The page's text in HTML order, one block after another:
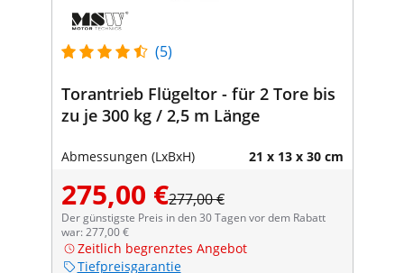
(5)
Torantrieb Flügeltor - für 2 Tore bis
zu je 300 kg / 2,5 m Länge
Abmessungen (LxBxH) 21 x 13 x 30 cm
275,00 €277,00 €
Der günstigste Preis in den 30 Tagen vor dem Rabatt
war: 277,00 €
Zeitlich begrenztes Angebot
Tiefpreisgarantie